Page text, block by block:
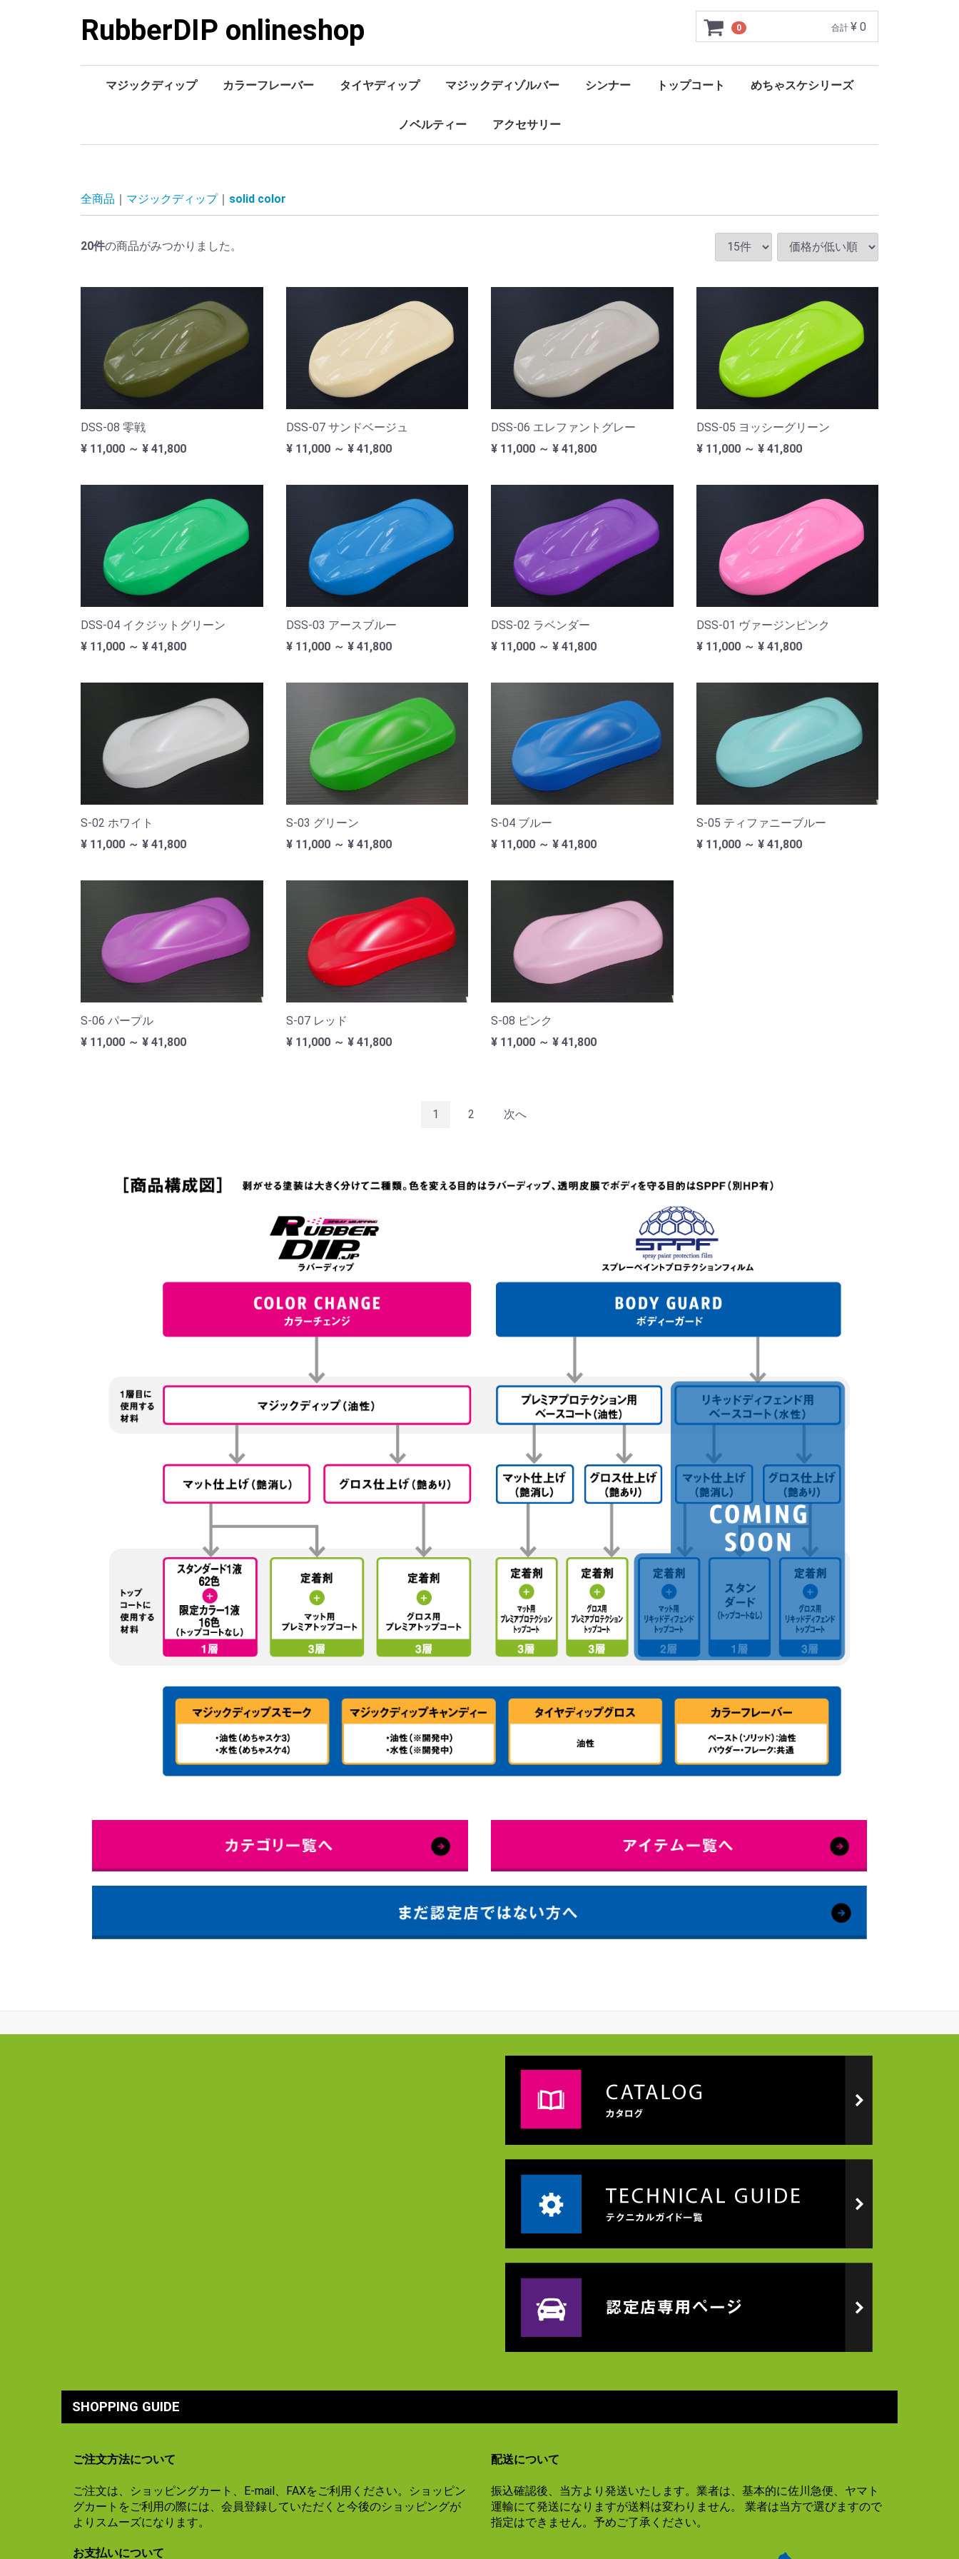
RubberDIP onlineshop 0 合計 ¥ 0
マジックディップ カラーフレーバー タイヤディップ マジックディゾルバー シンナー トップコート めちゃスケシリーズ
ノベルティー アクセサリー
全商品 マジックディップ solid color
20件の商品がみつかりました。
DSS-08 零戦
¥ 11,000 ～ ¥ 41,800
DSS-07 サンドベージュ
¥ 11,000 ～ ¥ 41,800
DSS-06 エレファントグレー
¥ 11,000 ～ ¥ 41,800
DSS-05 ヨッシーグリーン
¥ 11,000 ～ ¥ 41,800
DSS-04 イクジットグリーン
¥ 11,000 ～ ¥ 41,800
DSS-03 アースブルー
¥ 11,000 ～ ¥ 41,800
DSS-02 ラベンダー
¥ 11,000 ～ ¥ 41,800
DSS-01 ヴァージンピンク
¥ 11,000 ～ ¥ 41,800
S-02 ホワイト
¥ 11,000 ～ ¥ 41,800
S-03 グリーン
¥ 11,000 ～ ¥ 41,800
S-04 ブルー
¥ 11,000 ～ ¥ 41,800
S-05 ティファニーブルー
¥ 11,000 ～ ¥ 41,800
S-06 パープル
¥ 11,000 ～ ¥ 41,800
S-07 レッド
¥ 11,000 ～ ¥ 41,800
S-08 ピンク
¥ 11,000 ～ ¥ 41,800
1 2 次へ
SHOPPING GUIDE
ご注文方法について
ご注文は、ショッピングカート、E-mail、FAXをご利用ください。ショッピン
グカートをご利用の際には、会員登録していただくと今後のショッピングが
よりスムーズになります。
お支払いについて
配送について
振込確認後、当方より発送いたします。業者は、基本的に佐川急便、ヤマト
運輸にて発送になりますが送料は変わりません。 業者は当方で選びますので
指定はできません。予めご了承ください。